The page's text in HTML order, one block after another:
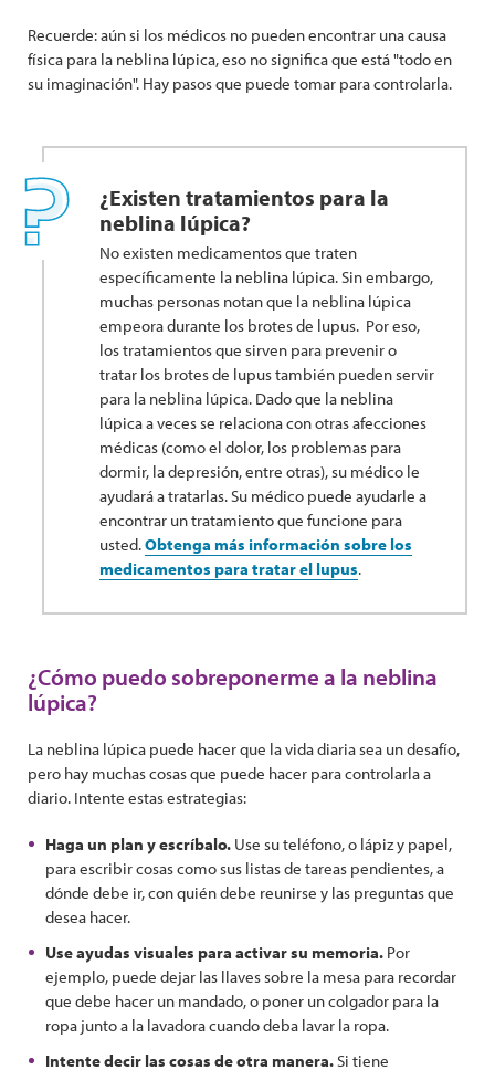
Recuerde: aún si los médicos no pueden encontrar una causa
física para la neblina lúpica, eso no significa que está "todo en
su imaginación". Hay pasos que puede tomar para controlarla.
¿Existen tratamientos para la
neblina lúpica?
No existen medicamentos que traten
específicamente la neblina lúpica. Sin embargo,
muchas personas notan que la neblina lúpica
empeora durante los brotes de lupus. Por eso,
los tratamientos que sirven para prevenir o
tratar los brotes de lupus también pueden servir
para la neblina lúpica. Dado que la neblina
lúpica a veces se relaciona con otras afecciones
médicas (como el dolor, los problemas para
dormir, la depresión, entre otras), su médico le
ayudará a tratarlas. Su médico puede ayudarle a
encontrar un tratamiento que funcione para
usted.Obtenga más información sobre los
medicamentos para tratar el lupus.
¿Cómo puedo sobreponerme a la neblina
lúpica?
La neblina lúpica puede hacer que la vida diaria sea un desafío,
pero hay muchas cosas que puede hacer para controlarla a
diario. Intente estas estrategias:
Haga un plan y escríbalo. Use su teléfono, o lápiz y papel,
para escribir cosas como sus listas de tareas pendientes, a
dónde debe ir, con quién debe reunirse y las preguntas que
desea hacer.
Use ayudas visuales para activar su memoria. Por
ejemplo, puede dejar las llaves sobre la mesa para recordar
que debe hacer un mandado, o poner un colgador para la
ropa junto a la lavadora cuando deba lavar la ropa.
Intente decir las cosas de otra manera.Si tiene